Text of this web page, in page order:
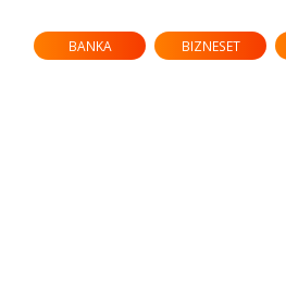
BANKA BIZNESET